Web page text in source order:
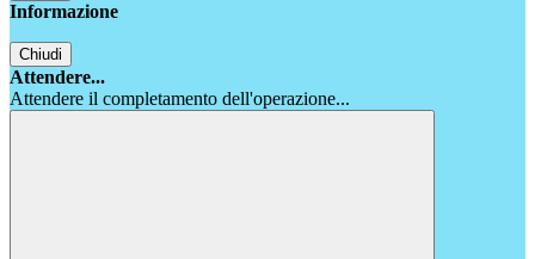
Informazione
Chiudi
Attendere...
Attendere il completamento dell'operazione...